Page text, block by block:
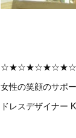
女性の笑顔のサポ
ドレスデザイナー